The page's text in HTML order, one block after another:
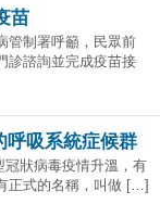
苗
管制署呼籲，民眾前
診諮詢並完成疫苗接
呼吸系統症候群
狀病毒疫情升溫，有
正式的名稱，叫做 […]